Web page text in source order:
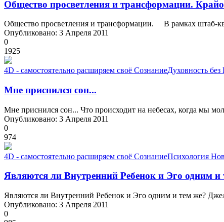
Общество просветления и трансформации.
Общество просветления и трансформации. В рамках штаб-
Опубликовано: 3 Апреля 2011
0
1925
4D - самостоятельно расширяем своё СознаниеДуховность без
Мне приснился сон...
Мне приснился сон... Что происходит на небесах, когда мы
Опубликовано: 3 Апреля 2011
0
974
4D - самостоятельно расширяем своё СознаниеПсихология
Являются ли Внутренний Ребенок и Эго одним и
Являются ли Внутренний Ребенок и Эго одним и тем же?
Опубликовано: 3 Апреля 2011
0